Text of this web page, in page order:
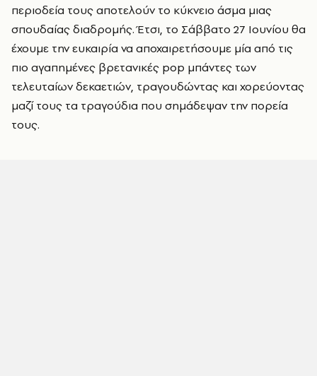
περιοδεία τους αποτελούν το κύκνειο άσμα μιας
σπουδαίας διαδρομής. Έτσι, το Σάββατο 27 Ιουνίου θα
έχουμε την ευκαιρία να αποχαιρετήσουμε μία από τις
πιο αγαπημένες βρετανικές pop μπάντες των
τελευταίων δεκαετιών, τραγουδώντας και χορεύοντας
μαζί τους τα τραγούδια που σημάδεψαν την πορεία
τους.